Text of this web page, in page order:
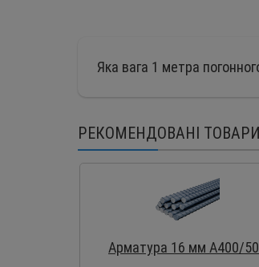
Яка вага 1 метра
РЕКОМЕНДОВАНІ ТОВАРИ
Арматура 16 мм А400/